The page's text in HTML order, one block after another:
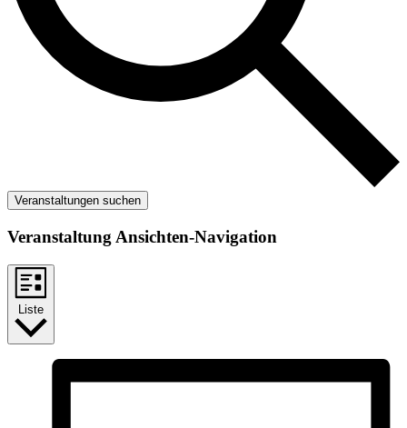
Veranstaltungen suchen
Veranstaltung Ansichten-Navigation
Liste